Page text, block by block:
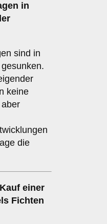
in
sind in
keine
die
einer
Fichten